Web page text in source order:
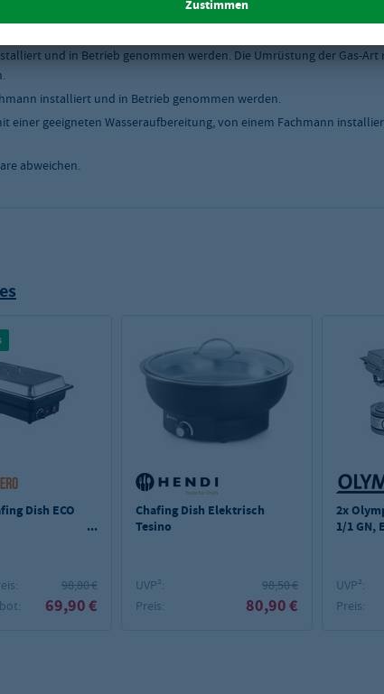
Wasseraufbereitung, von einem Fachmann installiert und in
und in Betrieb genommen werden. Die Umrüstung der Gas-Art
installiert und in Betrieb genommen werden.
einer geeigneten Wasseraufbereitung, von einem Fachmann
abweichen.
Dish ECO
98,80 €
69,90 €
Chafing Dish Elektrisch
Tesino
UVP²:
98,50 €
Preis:
80,90 €
2x
1/1 GN,
UVP²:
Preis: